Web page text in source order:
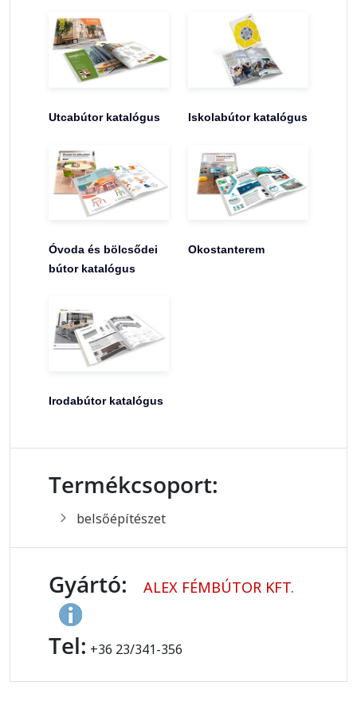
Utcabútor katalógus Iskolabútor katalógus
Óvoda és bölcsődei
bútor katalógus
Okostanterem
Irodabútor katalógus
Termékcsoport:
belsőépítészet
Gyártó: ALEX FÉMBÚTOR KFT.
Tel: +36 23/341-356